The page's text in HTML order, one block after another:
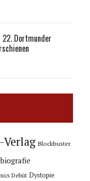
Dortmunder
Verlag Blockbuster
Debüt Dystopie